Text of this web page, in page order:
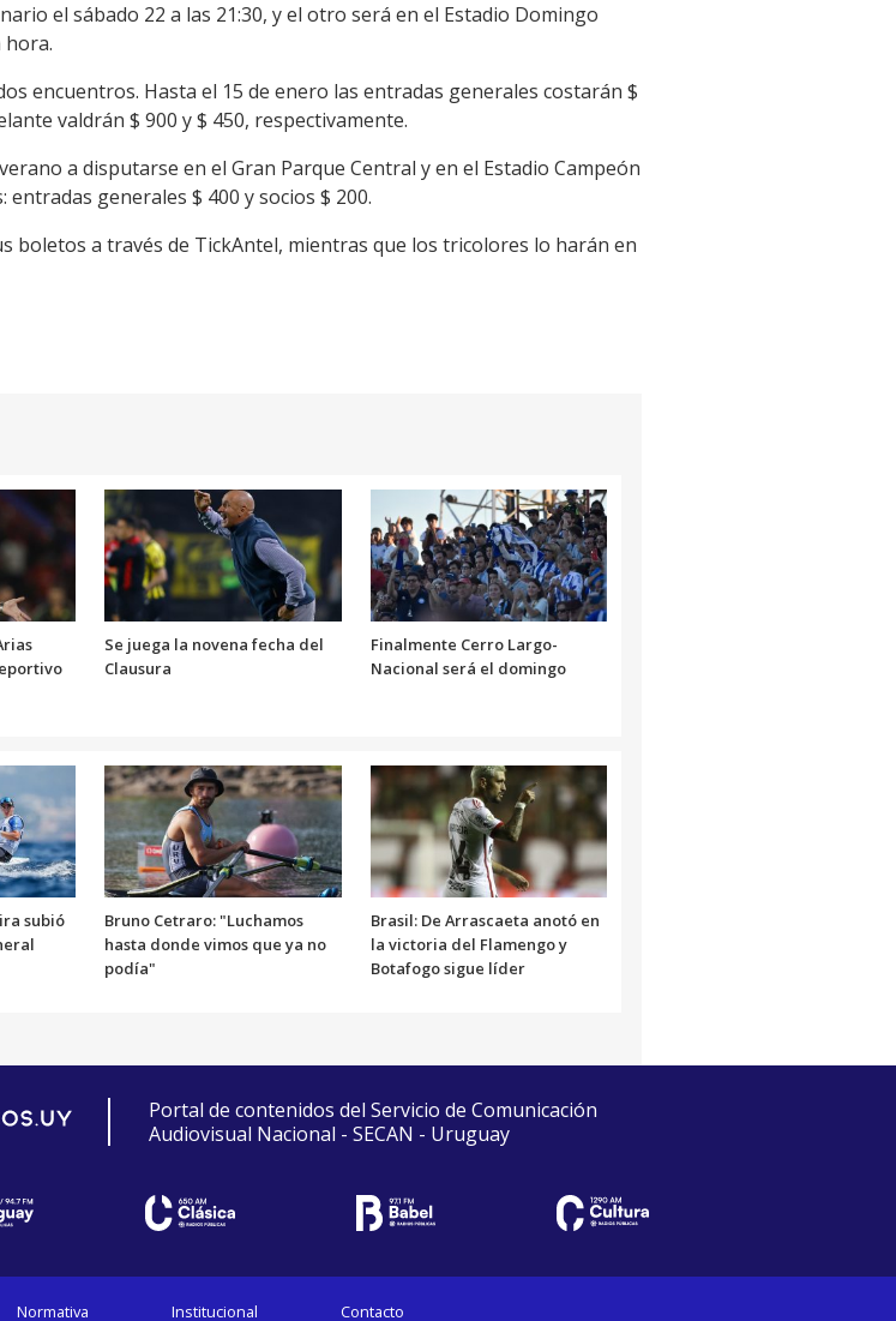
el sábado 22 a las 21:30, y el otro será en el Estadio Domingo
hora.
encuentros. Hasta el 15 de enero las entradas generales costarán $
valdrán $ 900 y $ 450, respectivamente.
a disputarse en el Gran Parque Central y en el Estadio Campeón
generales $ 400 y socios $ 200.
boletos a través de TickAntel, mientras que los tricolores lo harán en
Se juega la novena fecha del
Clausura
Finalmente Cerro Largo-
Nacional será el domingo
subió
Bruno Cetraro: "Luchamos
hasta donde vimos que ya no
podía"
Brasil: De Arrascaeta anotó en
la victoria del Flamengo y
Botafogo sigue líder
Portal de contenidos del Servicio de Comunicación
Audiovisual Nacional - SECAN - Uruguay
Normativa Institucional Contacto